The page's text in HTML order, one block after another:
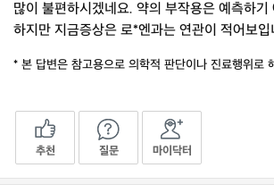
많이 불편하시겠네요. 약의 부작용은 예측하기
하지만 지금증상은 로*엔과는 연관이 적어보입
* 본 답변은 참고용으로 의학적 판단이나 진료행위로
추천 질문 마이닥터